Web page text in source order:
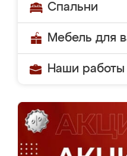
Спальни
Мебель для
Наши работы